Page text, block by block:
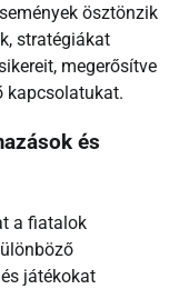
ösztönzik
stratégiákat
megerősítve
kapcsolatukat.
és
a fiatalok
játékokat